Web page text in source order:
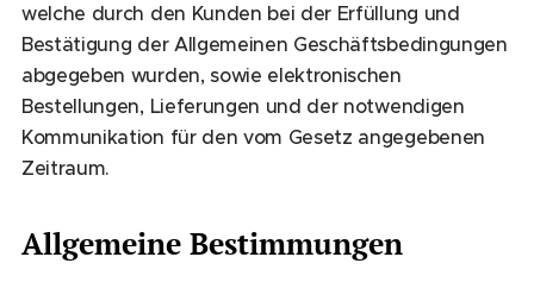
welche durch den Kunden bei der Erfüllung und
Bestätigung der Allgemeinen Geschäftsbedingungen
abgegeben wurden, sowie elektronischen
Bestellungen, Lieferungen und der notwendigen
Kommunikation für den vom Gesetz angegebenen
Zeitraum.
Allgemeine Bestimmungen